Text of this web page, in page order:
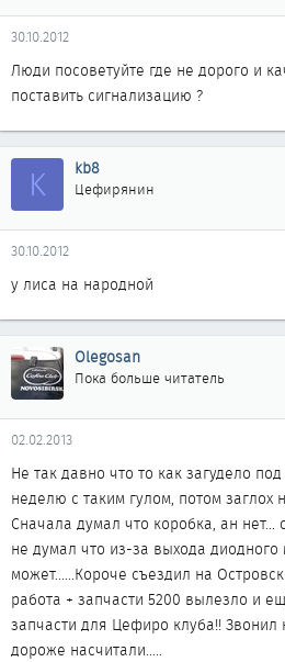
30.10.2012
Люди посоветуйте где не дорого и
поставить сигнализацию ?
K kb8
Цефирянин
30.10.2012
у лиса на народной
Olegosan
Пока больше читатель
02.02.2013
Не так давно что то как загудело
неделю с таким гулом, потом заглох
Сначала думал что коробка, ан нет...
не думал что из-за выхода диодного
может......Короче съездил на
работа + запчасти 5200 вылезло и
запчасти для Цефиро клуба!!
дороже насчитали.....